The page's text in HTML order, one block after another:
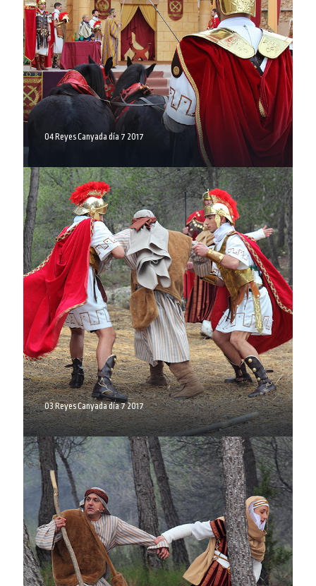
04 Reyes Canyada día 7 2017
03 Reyes Canyada día 7 2017